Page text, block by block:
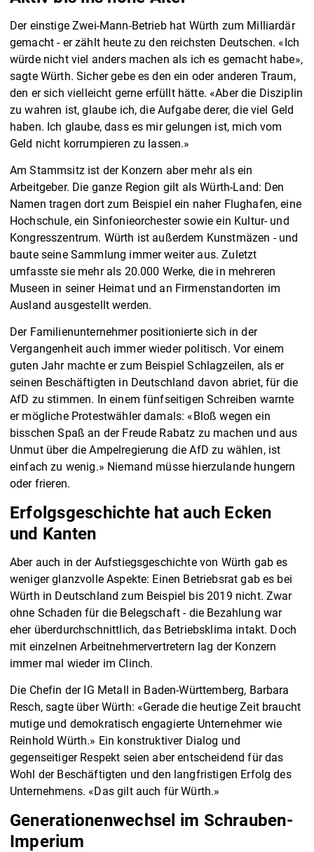
Der einstige Zwei-Mann-Betrieb hat Würth zum Milliardär
gemacht - er zählt heute zu den reichsten Deutschen. «Ich
würde nicht viel anders machen als ich es gemacht habe»,
sagte Würth. Sicher gebe es den ein oder anderen Traum,
den er sich vielleicht gerne erfüllt hätte. «Aber die Disziplin
zu wahren ist, glaube ich, die Aufgabe derer, die viel Geld
haben. Ich glaube, dass es mir gelungen ist, mich vom
Geld nicht korrumpieren zu lassen.»
Am Stammsitz ist der Konzern aber mehr als ein
Arbeitgeber. Die ganze Region gilt als Würth-Land: Den
Namen tragen dort zum Beispiel ein naher Flughafen, eine
Hochschule, ein Sinfonieorchester sowie ein Kultur- und
Kongresszentrum. Würth ist außerdem Kunstmäzen - und
baute seine Sammlung immer weiter aus. Zuletzt
umfasste sie mehr als 20.000 Werke, die in mehreren
Museen in seiner Heimat und an Firmenstandorten im
Ausland ausgestellt werden.
Der Familienunternehmer positionierte sich in der
Vergangenheit auch immer wieder politisch. Vor einem
guten Jahr machte er zum Beispiel Schlagzeilen, als er
seinen Beschäftigten in Deutschland davon abriet, für die
AfD zu stimmen. In einem fünfseitigen Schreiben warnte
er mögliche Protestwähler damals: «Bloß wegen ein
bisschen Spaß an der Freude Rabatz zu machen und aus
Unmut über die Ampelregierung die AfD zu wählen, ist
einfach zu wenig.» Niemand müsse hierzulande hungern
oder frieren.
Erfolgsgeschichte hat auch Ecken
und Kanten
Aber auch in der Aufstiegsgeschichte von Würth gab es
weniger glanzvolle Aspekte: Einen Betriebsrat gab es bei
Würth in Deutschland zum Beispiel bis 2019 nicht. Zwar
ohne Schaden für die Belegschaft - die Bezahlung war
eher überdurchschnittlich, das Betriebsklima intakt. Doch
mit einzelnen Arbeitnehmervertretern lag der Konzern
immer mal wieder im Clinch.
Die Chefin der IG Metall in Baden-Württemberg, Barbara
Resch, sagte über Würth: «Gerade die heutige Zeit braucht
mutige und demokratisch engagierte Unternehmer wie
Reinhold Würth.» Ein konstruktiver Dialog und
gegenseitiger Respekt seien aber entscheidend für das
Wohl der Beschäftigten und den langfristigen Erfolg des
Unternehmens. «Das gilt auch für Würth.»
Generationenwechsel im Schrauben-
Imperium